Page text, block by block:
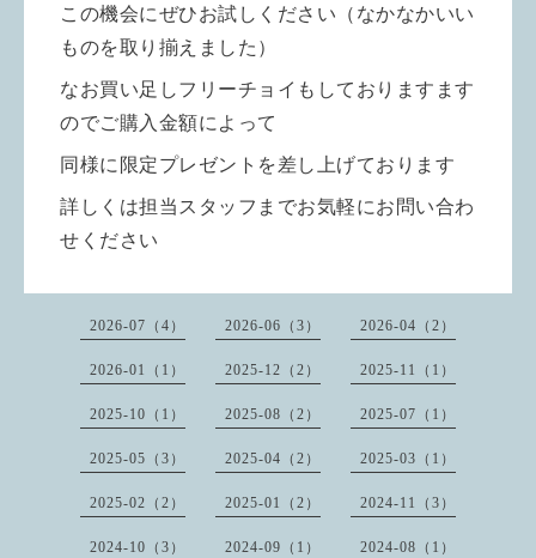
この機会にぜひお試しください（なかなかいい
ものを取り揃えました）
なお買い足しフリーチョイもしておりますます
のでご購入金額によって
同様に限定プレゼントを差し上げております
詳しくは担当スタッフまでお気軽にお問い合わ
せください
2026-07（4） 2026-06（3） 2026-04（2）
2026-01（1） 2025-12（2） 2025-11（1）
2025-10（1） 2025-08（2） 2025-07（1）
2025-05（3） 2025-04（2） 2025-03（1）
2025-02（2） 2025-01（2） 2024-11（3）
2024-10（3） 2024-09（1） 2024-08（1）